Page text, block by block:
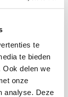
te
te bieden
Ook delen we
onze
analyse. Deze
Ziyech, aan
minuten na
toen knakte er